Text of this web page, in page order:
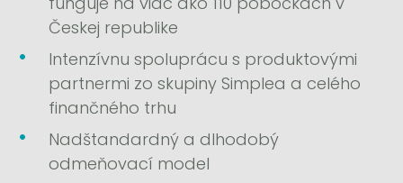
Českej republike
Intenzívnu spoluprácu s produktovými
partnermi zo skupiny Simplea a celého
finančného trhu
Nadštandardný a dlhodobý
odmeňovací model